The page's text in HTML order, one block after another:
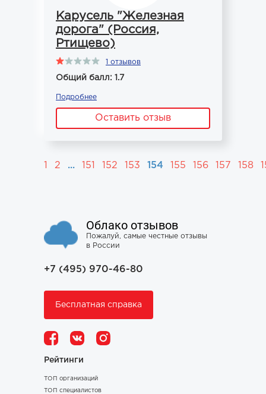
Карусель "Железная
дорога" (Россия,
Ртищево)
1 отзывов
Общий балл: 1.7
Подробнее
Оставить отзыв
2 ... 151 152 153 154 155 156 157 158
Облако отзывов
Пожалуй, самые честные отзывы
в России
+7 (495) 970-46-80
Бесплатная справка
Рейтинги
ТОП организаций
ТОП специалистов